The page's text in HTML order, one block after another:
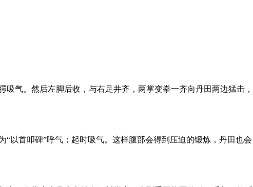
气。然后左脚后收，与右足井齐，两掌变拳一齐向丹田两边猛击，
首叩碑”呼气；起时吸气。这样腹部会得到压迫的锻炼，丹田也会